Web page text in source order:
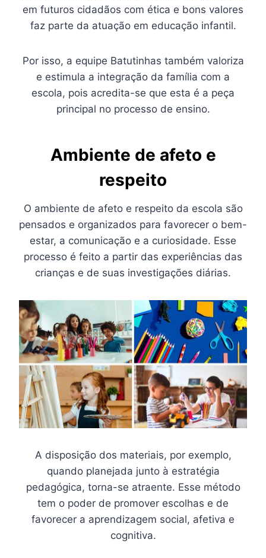
em futuros cidadãos com ética e bons valores
faz parte da atuação em educação infantil.
Por isso, a equipe Batutinhas também valoriza
e estimula a integração da família com a
escola, pois acredita-se que esta é a peça
principal no processo de ensino.
Ambiente de afeto e
respeito
O ambiente de afeto e respeito da escola são
pensados e organizados para favorecer o bem-
estar, a comunicação e a curiosidade. Esse
processo é feito a partir das experiências das
crianças e de suas investigações diárias.
A disposição dos materiais, por exemplo,
quando planejada junto à estratégia
pedagógica, torna-se atraente. Esse método
tem o poder de promover escolhas e de
favorecer a aprendizagem social, afetiva e
cognitiva.